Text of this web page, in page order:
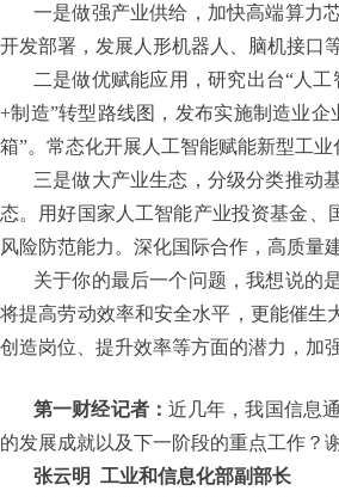
一是做强产业供给，加快高端算力
开发部署，发展人形机器人、脑机接口
二是做优赋能应用，研究出台“人
+制造”转型路线图，发布实施制造业
箱”。常态化开展人工智能赋能新型工
三是做大产业生态，分级分类推动
态。用好国家人工智能产业投资基金、
风险防范能力。深化国际合作，高质
关于你的最后一个问题，我想说的
将提高劳动效率和安全水平，更能催生
创造岗位、提升效率等方面的潜力，加
第一财经记者： 近几年，我国信息
的发展成就以及下一阶段的重点工作？谢
张云明 工业和信息化部副部长